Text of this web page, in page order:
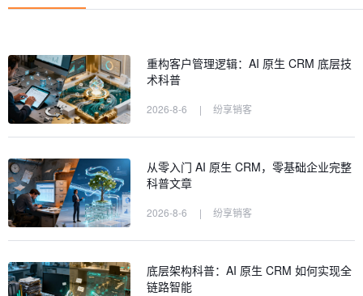
重构客户管理逻辑：AI 原生 CRM 底层技
术科普
2026-8-6 | 纷享销客
从零入门 AI 原生 CRM，零基础企业完整
科普文章
2026-8-6 | 纷享销客
底层架构科普：AI 原生 CRM 如何实现全
链路智能